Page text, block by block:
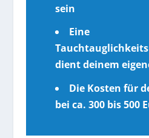
sein
Eine
dient deinem
Die Kosten für
bei ca. 300 bis 500